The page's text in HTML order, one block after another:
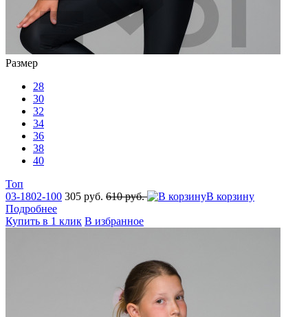
Размер
28
30
32
34
36
38
40
Топ
03-1802-100 305 руб. 610 руб.
В корзину
Подробнее
Купить в 1 клик В избранное